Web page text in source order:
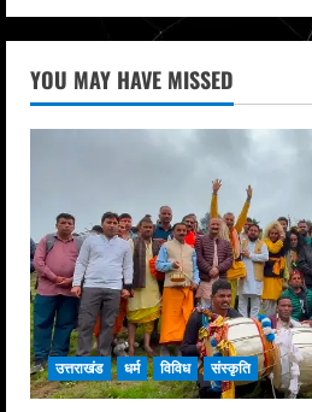
YOU MAY HAVE MISSED
उत्तराखंड धर्म विविध संस्कृति